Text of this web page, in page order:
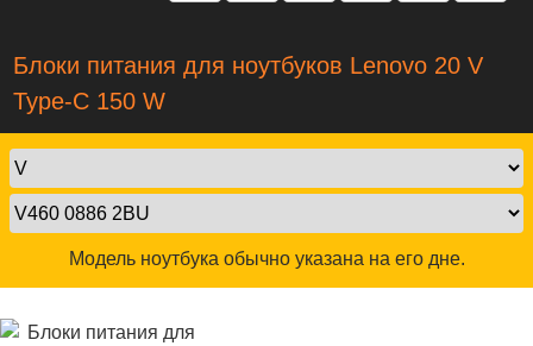
Блоки питания для ноутбуков Lenovo 20 V
Type-C 150 W
Модель ноутбука обычно указана на его дне.